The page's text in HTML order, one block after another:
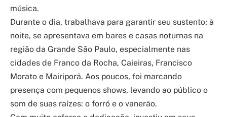
música.
Durante o dia, trabalhava para garantir seu sustento; à
noite, se apresentava em bares e casas noturnas na
região da Grande São Paulo, especialmente nas
cidades de Franco da Rocha, Caieiras, Francisco
Morato e Mairiporã. Aos poucos, foi marcando
presença com pequenos shows, levando ao público o
som de suas raízes: o forró e o vanerão.